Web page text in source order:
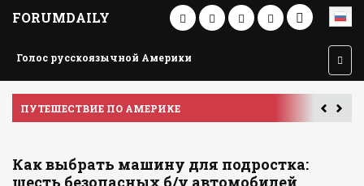
FORUMDAILY
Голос русскоязычной Америки
ПУТЕШЕСТВИЕ ПО АМЕРИКЕ
Как выбрать машину для подростка:
шесть безопасных б/у автомобилей